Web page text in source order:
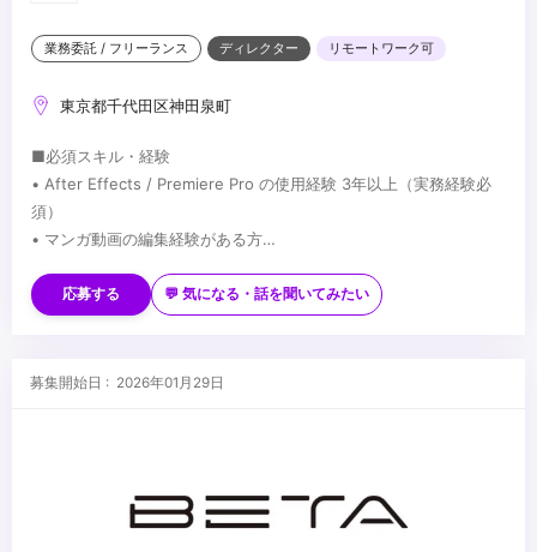
業務委託 / フリーランス ディレクター リモートワーク可
東京都千代田区神田泉町
■必須スキル・経験
• After Effects / Premiere Pro の使用経験 3年以上（実務経験必
須）
• マンガ動画の編集経験がある方
• ジャンルを問わず、柔軟に対応ができる方
• 【重要】納期を確実に守れる方
応募する 💬 気になる・話を聞いてみたい
募集開始日 : 2026年01月29日